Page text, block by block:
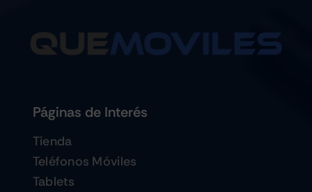
Páginas de Interés
Tienda
Teléfonos Móviles
Tablets